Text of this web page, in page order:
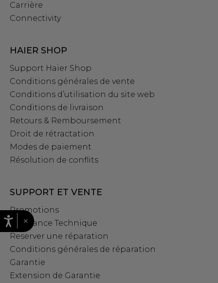
Carrière
Connectivity
HAIER SHOP
Support Haier Shop
Conditions générales de vente
Conditions d’utilisation du site web
Conditions de livraison
Retours & Remboursement
Droit de rétractation
Modes de paiement
Résolution de conflits
SUPPORT ET VENTE
Promotions
Assistance Technique
Reserver une réparation
Conditions générales de réparation
Garantie
Extension de Garantie
×